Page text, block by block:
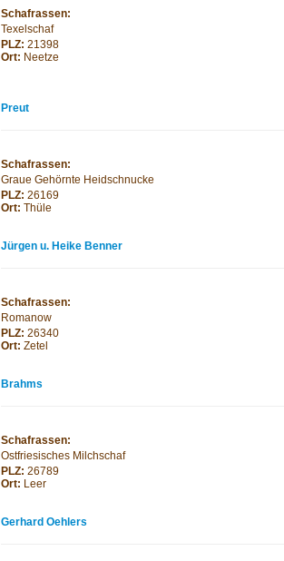
Schafrassen:
Texelschaf
PLZ: 21398
Ort: Neetze
Preut
Schafrassen:
Graue Gehörnte Heidschnucke
PLZ: 26169
Ort: Thüle
Jürgen u. Heike Benner
Schafrassen:
Romanow
PLZ: 26340
Ort: Zetel
Brahms
Schafrassen:
Ostfriesisches Milchschaf
PLZ: 26789
Ort: Leer
Gerhard Oehlers